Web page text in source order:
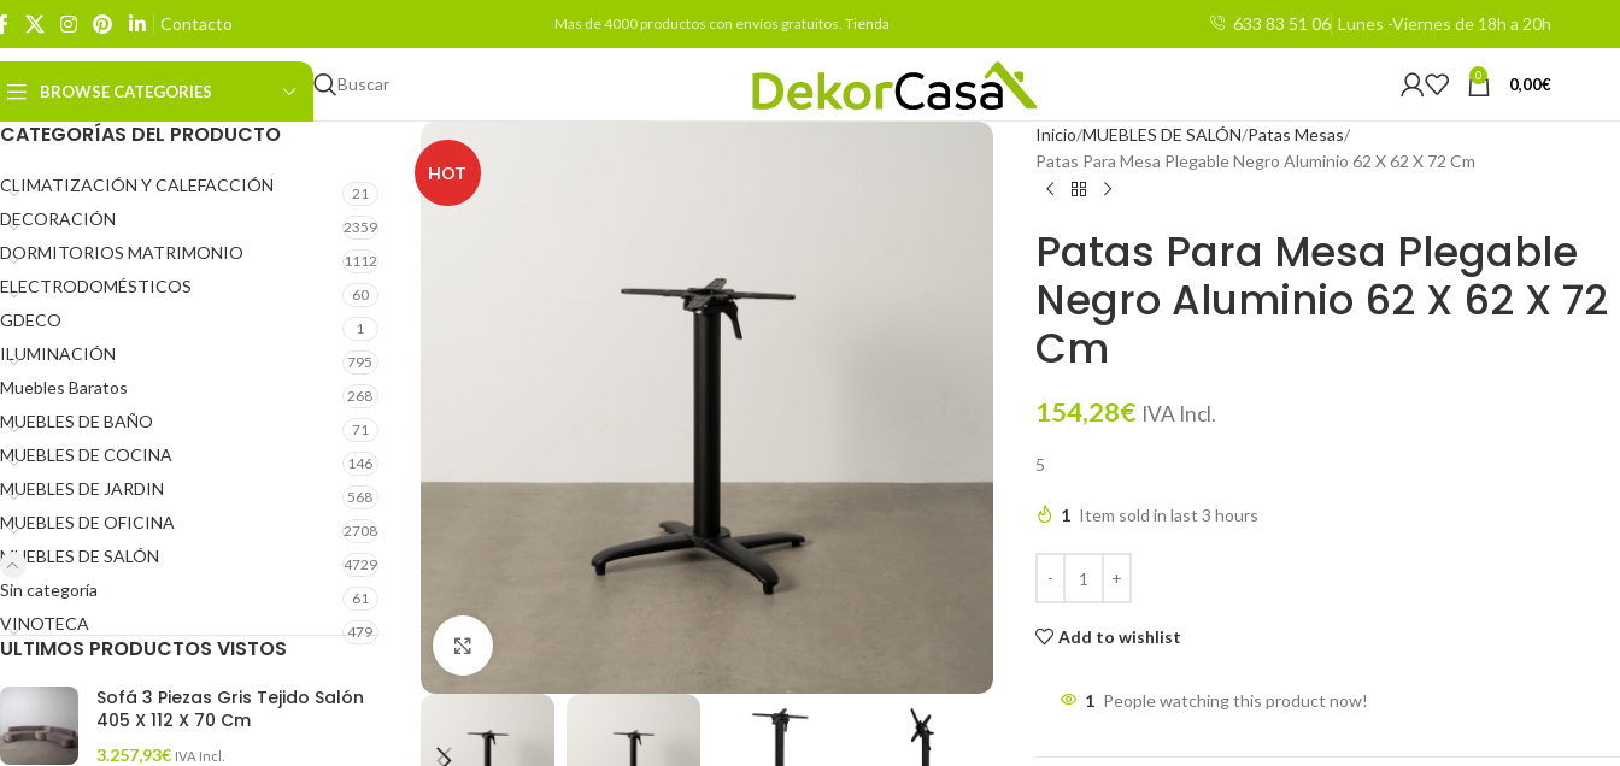
Contacto Mas de 4000 productos con envíos gratuitos. Tienda 633 83 51 06 Lunes -Viernes de 18h a 20h
BROWSE CATEGORIES Buscar 0 0,00€
CATEGORÍAS DEL PRODUCTO
CLIMATIZACIÓN Y CALEFACCIÓN 21
DECORACIÓN 2359
DORMITORIOS MATRIMONIO 1112
ELECTRODOMÉSTICOS 60
GDECO 1
ILUMINACIÓN 795
Muebles Baratos 268
MUEBLES DE BAÑO 71
MUEBLES DE COCINA 146
MUEBLES DE JARDIN 568
MUEBLES DE OFICINA 2708
MUEBLES DE SALÓN 4729
Sin categoría 61
VINOTECA 479
ULTIMOS PRODUCTOS VISTOS
Sofá 3 Piezas Gris Tejido Salón
405 X 112 X 70 Cm
3.257,93€ IVA Incl.
HOT
Click to enlarge
Inicio MUEBLES DE SALÓN Patas Mesas
Patas Para Mesa Plegable Negro Aluminio 62 X 62 X 72 Cm
Patas Para Mesa Plegable
Negro Aluminio 62 X 62 X 72
Cm
154,28€ IVA Incl.
5
1 Item sold in last 3 hours
Add to wishlist
1 People watching this product now!